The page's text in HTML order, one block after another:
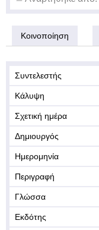
Κοινοποίηση
Συντελεστής
Κάλυψη
Σχετική ημέρα
Δημιουργός
Ημερομηνία
Περιγραφή
Γλώσσα
Εκδότης